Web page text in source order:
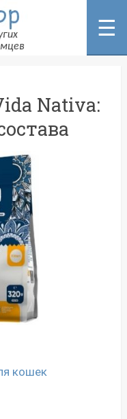
☰
Nativa:
кошек